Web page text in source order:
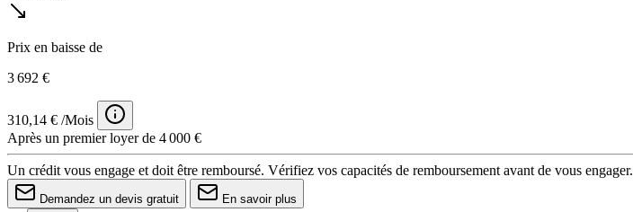
Prix en baisse de
3 692 €
310,14 € /Mois
Après un premier loyer de 4 000 €
Un crédit vous engage et doit être remboursé. Vérifiez vos capacités de remboursement avant de vous engager.
Demandez un devis gratuit En savoir plus